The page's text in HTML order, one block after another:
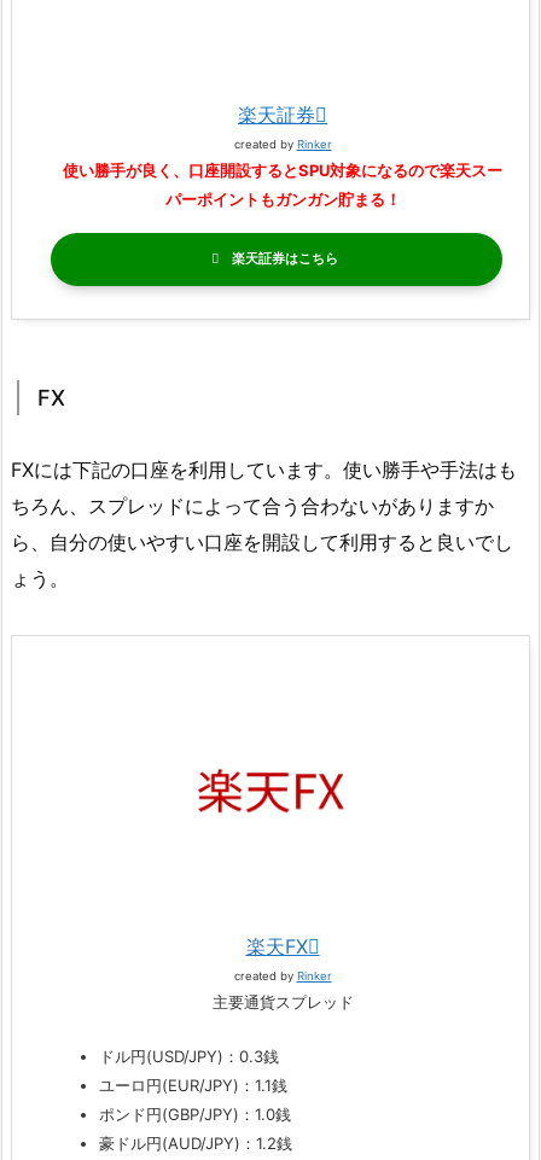
楽天証券
created by Rinker
使い勝手が良く、口座開設するとSPU対象になるので楽天スー
パーポイントもガンガン貯まる！
楽天証券
FX
FXには下記の口座を利用しています。使い勝手や手法はも
ちろん、スプレッドによって合う合わないがありますか
ら、自分の使いやすい口座を開設して利用すると良いでし
ょう。
楽天FX
created by Rinker
主要通貨スプレッド
ドル円(USD/JPY)：0.3銭
ユーロ円(EUR/JPY)：1.1銭
ポンド円(GBP/JPY)：1.0銭
豪ドル円(AUD/JPY)：1.2銭